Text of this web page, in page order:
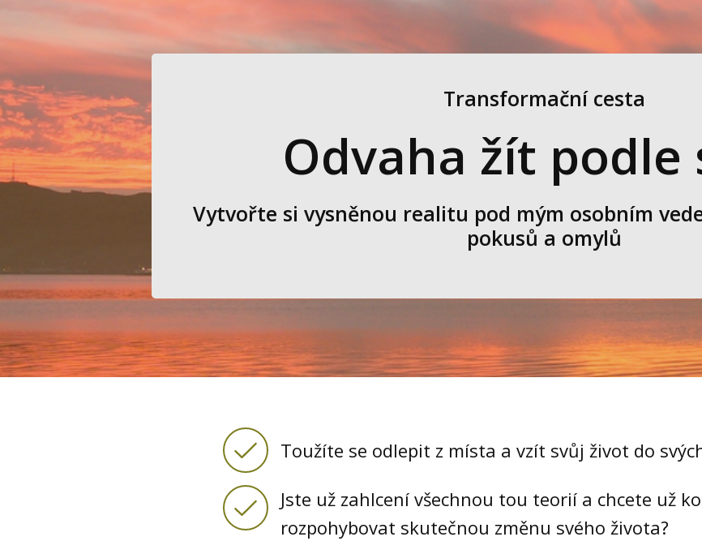
Transformační cesta
Odvaha žít podle
Vytvořte si vysněnou realitu pod mým osobním
pokusů a omylů
Toužíte se odlepit z místa a vzít svůj život do
Jste už zahlcení všechnou tou teorií a chcete už
rozpohybovat skutečnou změnu svého života?